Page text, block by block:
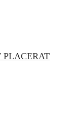
PLACERAT